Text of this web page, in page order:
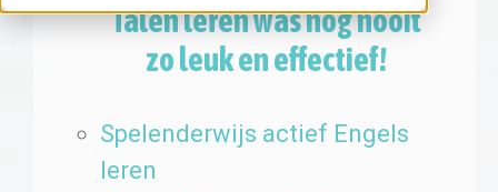
Talen leren was nog nooit
zoleuk en effectief!
Spelenderwijs actief Engels
leren